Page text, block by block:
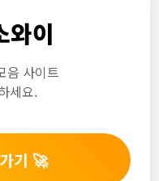
와이
음 사이트
세요.
기 🚀